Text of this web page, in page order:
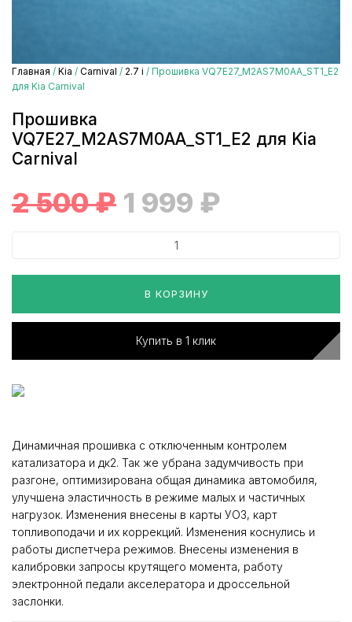
Главная / Kia / Carnival / 2.7 i / Прошивка VQ7E27_M2AS7M0AA_ST1_E2
для Kia Carnival
Прошивка
VQ7E27_M2AS7M0AA_ST1_E2 для Kia
Carnival
2 500₽ 1 999 ₽
В КОРЗИНУ
Купить в 1 клик
Динамичная прошивка с отключенным контролем
катализатора и дк2. Так же убрана задумчивость при
разгоне, оптимизирована общая динамика автомобиля,
улучшена эластичность в режиме малых и частичных
нагрузок. Изменения внесены в карты УОЗ, карт
топливоподачи и их коррекций. Изменения коснулись и
работы диспетчера режимов. Внесены изменения в
калибровки запросы крутящего момента, работу
электронной педали акселератора и дроссельной
заслонки.